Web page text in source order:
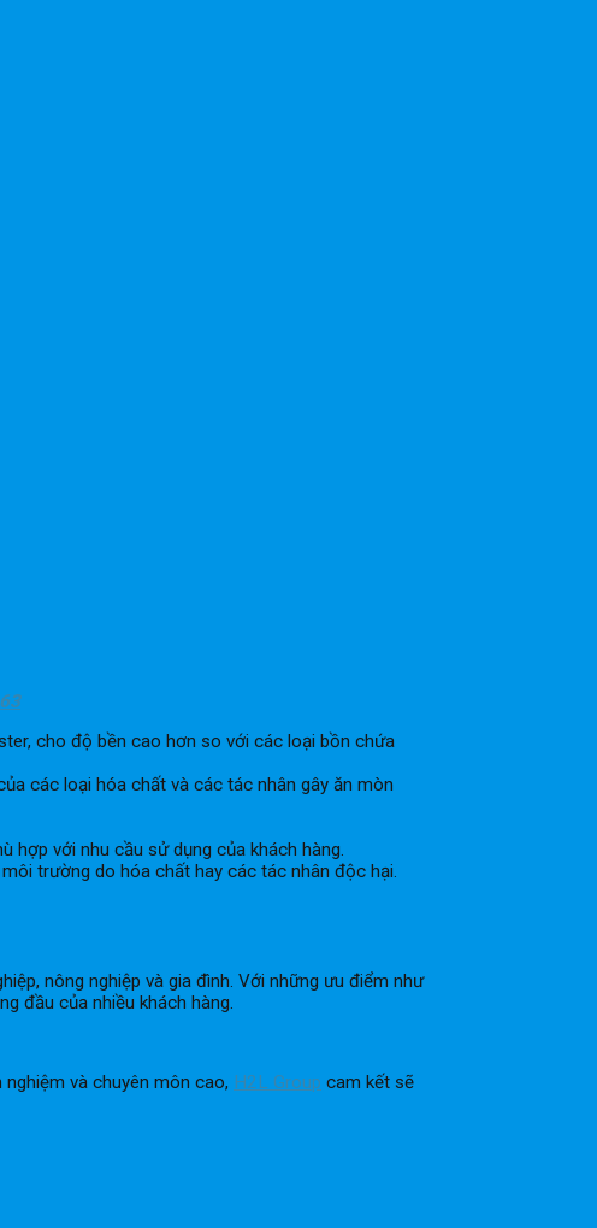
cho độ bền cao hơn so với các loại bồn chứa
các loại hóa chất và các tác nhân gây ăn mòn
hợp với nhu cầu sử dụng của khách hàng.
trường do hóa chất hay các tác nhân độc hại.
nông nghiệp và gia đình. Với những ưu điểm như
đầu của nhiều khách hàng.
và chuyên môn cao, H2L Group cam kết sẽ